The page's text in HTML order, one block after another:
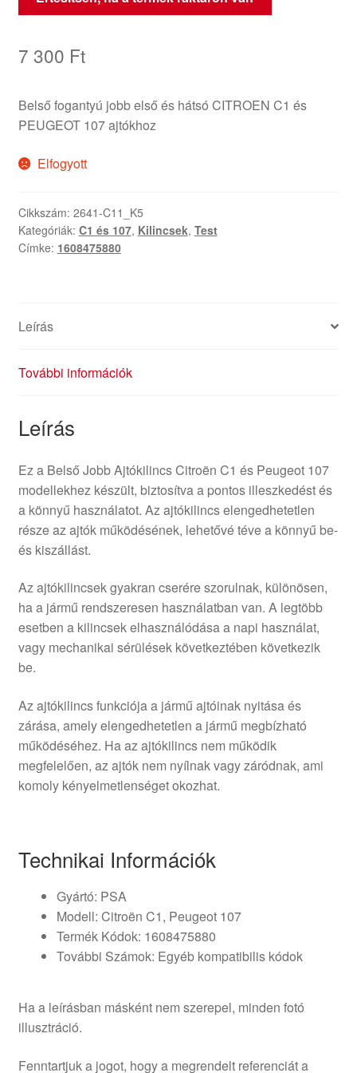
7 300 Ft
Belső fogantyú jobb első és hátsó CITROEN C1 és
PEUGEOT 107 ajtókhoz
Elfogyott
Cikkszám: 2641-C11_K5
Kategóriák: C1 és 107, Kilincsek, Test
Címke: 1608475880
Leírás
További információk
Leírás
Ez a Belső Jobb Ajtókilincs Citroën C1 és Peugeot 107
modellekhez készült, biztosítva a pontos illeszkedést és
a könnyű használatot. Az ajtókilincs elengedhetetlen
része az ajtók működésének, lehetővé téve a könnyű be-
és kiszállást.
Az ajtókilincsek gyakran cserére szorulnak, különösen,
ha a jármű rendszeresen használatban van. A legtöbb
esetben a kilincsek elhasználódása a napi használat,
vagy mechanikai sérülések következtében következik
be.
Az ajtókilincs funkciója a jármű ajtóinak nyitása és
zárása, amely elengedhetetlen a jármű megbízható
működéséhez. Ha az ajtókilincs nem működik
megfelelően, az ajtók nem nyílnak vagy záródnak, ami
komoly kényelmetlenséget okozhat.
Technikai Információk
Gyártó: PSA
Modell: Citroën C1, Peugeot 107
Termék Kódok: 1608475880
További Számok: Egyéb kompatibilis kódok
Ha a leírásban másként nem szerepel, minden fotó
illusztráció.
Fenntartjuk a jogot, hogy a megrendelt referenciát a